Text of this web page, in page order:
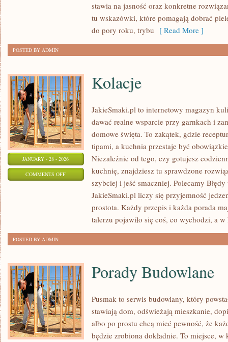
stawia na jasność oraz konkretne
tu wskazówki, które pomagają dobrać
do pory roku, trybu [ Read More ]
POSTED BY ADMIN
JANUARY - 28 - 2026
COMMENTS OFFON
Kolacje
JakieSmaki.pl to internetowy magazyn
dawać realne wsparcie przy garnkach i
domowe święta. To zakątek, gdzie
tipami, a kuchnia przestaje być
Niezależnie od tego, czy gotujesz
kuchnię, znajdziesz tu sprawdzone
szybciej i jeść smaczniej. Polecamy
JakieSmaki.pl liczy się przyjemność
prostota. Każdy przepis i każda porada
talerzu pojawiło się coś, co wychodzi, a w
POSTED BY ADMIN
Porady Budowlane
Pusmak to serwis budowlany, który
stawiają dom, odświeżają mieszkanie,
albo po prostu chcą mieć pewność, że
będzie zrobiona dokładnie. To miejsce,